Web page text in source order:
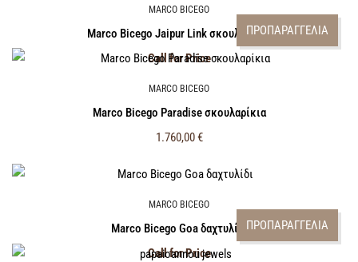
ΠΡΟΠΑΡΑΓΓΕΛΙΑ
MARCO BICEGO
Marco Bicego Jaipur Link σκουλαρίκια
Call for Price
MARCO BICEGO
Marco Bicego Paradise σκουλαρίκια
1.760,00€
ΠΡΟΠΑΡΑΓΓΕΛΙΑ
MARCO BICEGO
Marco Bicego Goa δαχτυλίδι
Call for Price